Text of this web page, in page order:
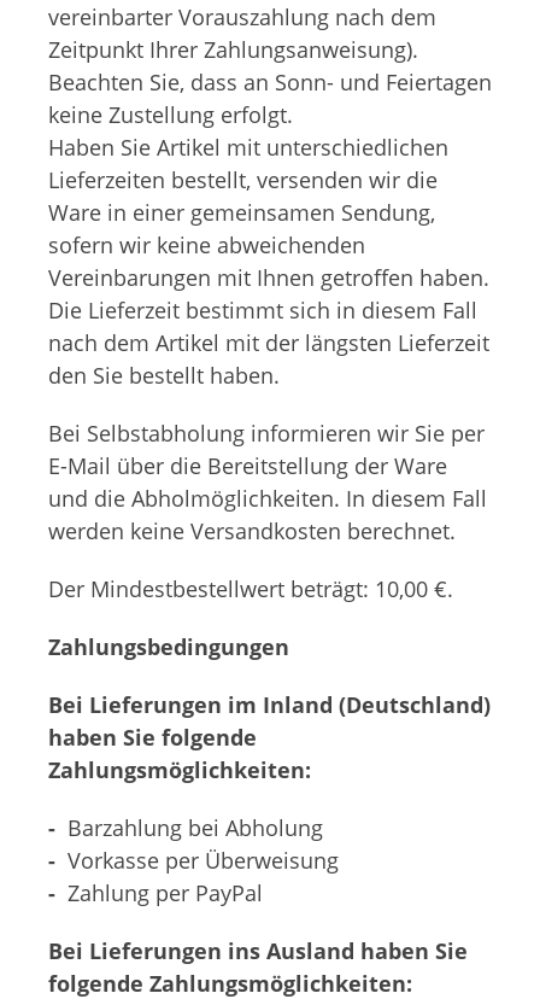
vereinbarter Vorauszahlung nach dem
Zeitpunkt Ihrer Zahlungsanweisung).
Beachten Sie, dass an Sonn- und Feiertagen
keine Zustellung erfolgt.
Haben Sie Artikel mit unterschiedlichen
Lieferzeiten bestellt, versenden wir die
Ware in einer gemeinsamen Sendung,
sofern wir keine abweichenden
Vereinbarungen mit Ihnen getroffen haben.
Die Lieferzeit bestimmt sich in diesem Fall
nach dem Artikel mit der längsten Lieferzeit
den Sie bestellt haben.
Bei Selbstabholung informieren wir Sie per
E-Mail über die Bereitstellung der Ware
und die Abholmöglichkeiten. In diesem Fall
werden keine Versandkosten berechnet.
Der Mindestbestellwert beträgt: 10,00 €.
Zahlungsbedingungen
Bei Lieferungen im Inland (Deutschland)
haben Sie folgende
Zahlungsmöglichkeiten:
- Barzahlung bei Abholung
- Vorkasse per Überweisung
- Zahlung per PayPal
Bei Lieferungen ins Ausland haben Sie
folgende Zahlungsmöglichkeiten: